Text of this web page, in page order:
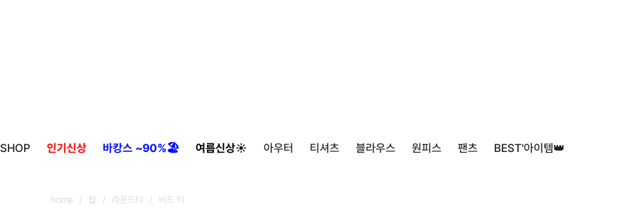
SHOP 인기신상 바캉스 ~90%🏖️ 여름신상☀️ 아우터 티셔츠 블라우스 원피스 팬츠 BEST'아이템👑
home / 탑 / 라운드티 / 비드 티